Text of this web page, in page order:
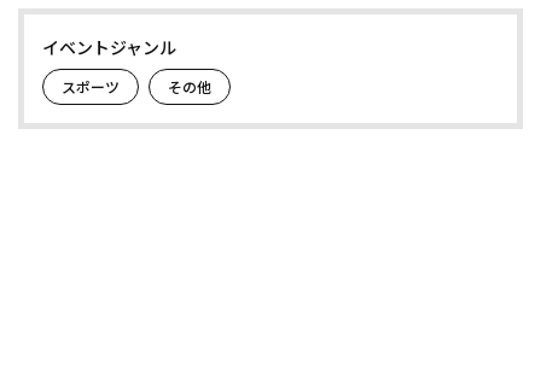
イベントジャンル
スポーツ その他